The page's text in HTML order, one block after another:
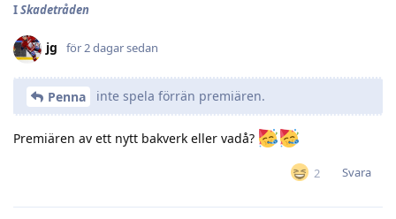
ISkadetråden
jg för 2 dagar sedan
Penna inte spela förrän premiären.
Premiären av ett nytt bakverk eller vadå?
2 Svara